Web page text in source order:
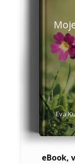
Eva
eBook,